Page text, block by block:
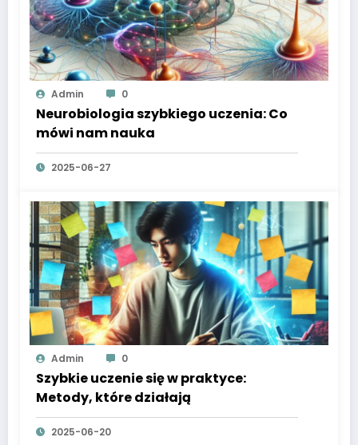
Admin 0
Neurobiologia szybkiego uczenia: Co
mówi nam nauka
2025-06-27
Admin 0
Szybkie uczenie się w praktyce:
Metody, które działają
2025-06-20